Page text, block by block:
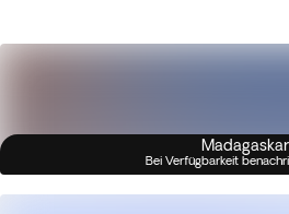
Madagaskar
Bei Verfügbarkeit